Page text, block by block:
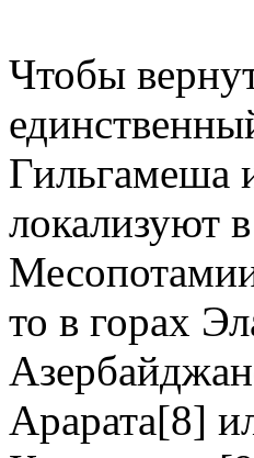
Чтобы
Гильгамеша
локализуют
то в горах
Арарата[8]